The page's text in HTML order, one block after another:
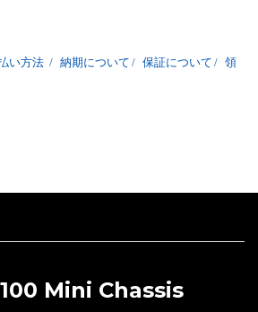
い方法 / 納期について / 保証について / 領
Mini Chassis